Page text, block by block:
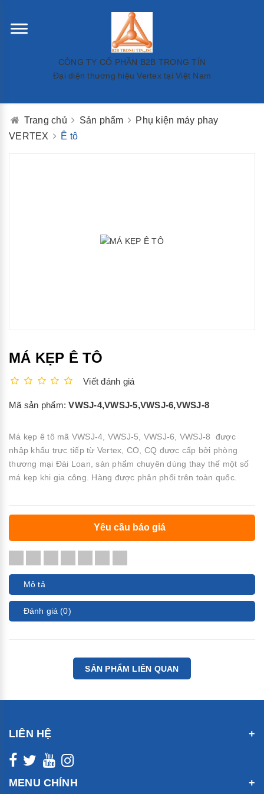
CÔNG TY CỔ PHẦN B2B TRỌNG TÍN
Đại diện thương hiệu Vertex tại Việt Nam
Trang chủ Sản phẩm
Phụ kiện máy phay
VERTEX
Ê tô
MÁ KẸP Ê TÔ
Viết đánh giá
Mã sản phẩm:VWSJ-4,VWSJ-5,VWSJ-6,VWSJ-8
Má kẹp ê tô mã VWSJ-4, VWSJ-5, VWSJ-6, VWSJ-8 được
nhập khẩu trực tiếp từ Vertex, CO, CQ được cấp bởi phòng
thương mại Đài Loan, sản phẩm chuyên dùng thay thế một số
má kẹp khi gia công. Hàng được phân phối trên toàn quốc.
Yêu cầu báo giá
Mô tả
Đánh giá (0)
SẢN PHẨM LIÊN QUAN
LIÊN HỆ
MENU CHÍNH